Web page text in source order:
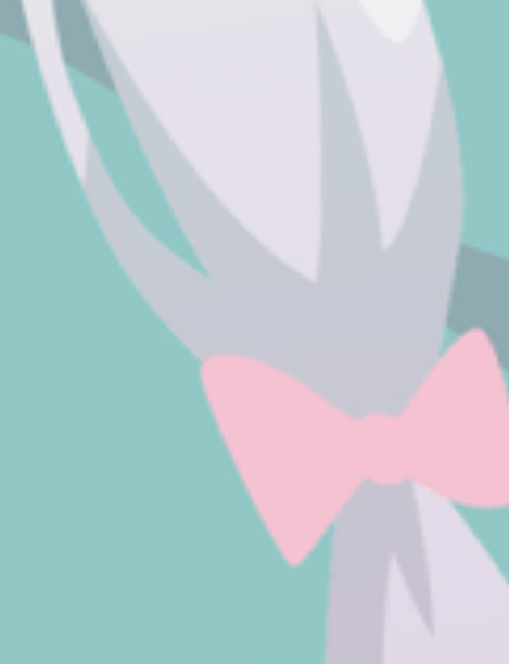
&& chmod  x panel_install.sh && ./panel_install.sh
x panel_install.sh && ./panel_install.sh